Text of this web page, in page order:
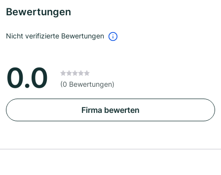
Bewertungen
Nicht verifizierte Bewertungen
0.0 (0 Bewertungen)
Firma bewerten